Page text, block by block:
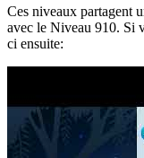
Ces niveaux partagent
avec le Niveau 910. Si
ci ensuite: